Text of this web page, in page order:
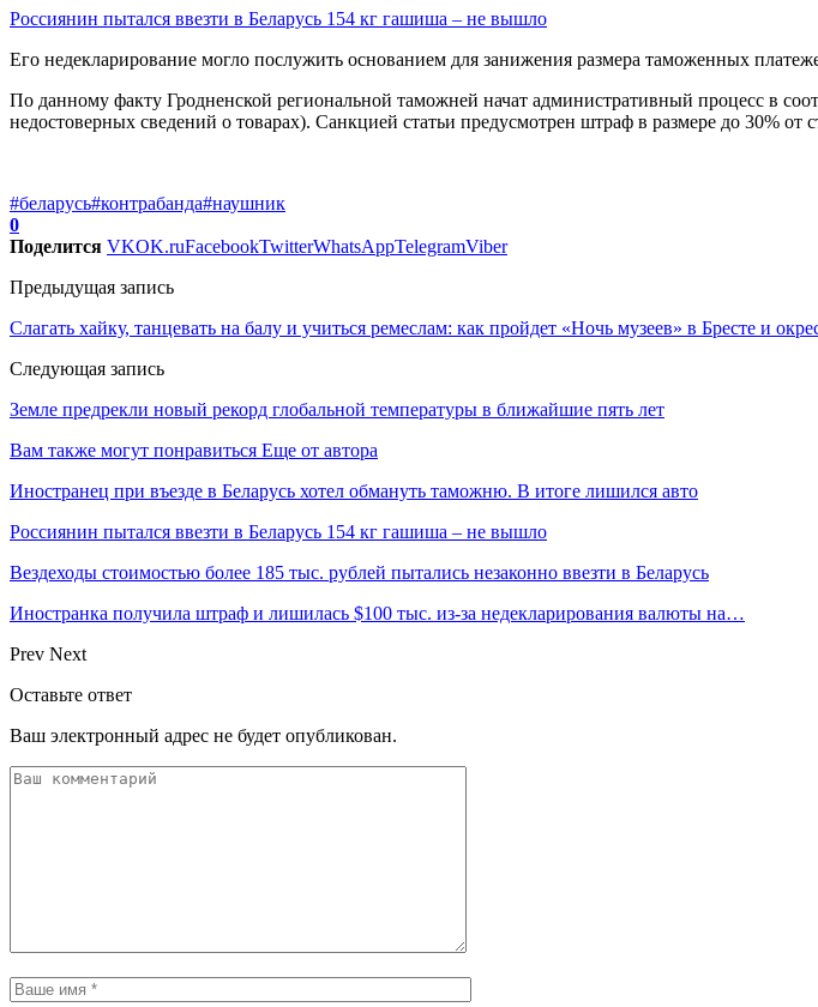
Россиянин пытался ввезти в Беларусь 154 кг гашиша – не вышло
Его недекларирование могло послужить основанием для занижения размера таможенных
По данному факту Гродненской региональной таможней начат административный процесс в
недостоверных сведений о товарах). Санкцией статьи предусмотрен штраф в размере до 30% от
#беларусь#контрабанда#наушник
0
Поделится VKOK.ruFacebookTwitterWhatsAppTelegramViber
Предыдущая запись
Слагать хайку, танцевать на балу и учиться ремеслам: как пройдет «Ночь музеев» в Бресте и
Следующая запись
Земле предрекли новый рекорд глобальной температуры в ближайшие пять лет
Вам также могут понравиться Еще от автора
Иностранец при въезде в Беларусь хотел обмануть таможню. В итоге лишился авто
Россиянин пытался ввезти в Беларусь 154 кг гашиша – не вышло
Вездеходы стоимостью более 185 тыс. рублей пытались незаконно ввезти в Беларусь
Иностранка получила штраф и лишилась $100 тыс. из-за недекларирования валюты на…
Prev Next
Оставьте ответ
Ваш электронный адрес не будет опубликован.